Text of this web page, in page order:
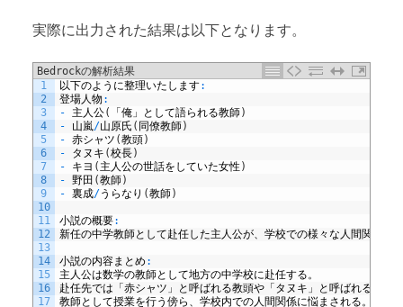
実際に出力された結果は以下となります。
Bedrockの解析結果
1
2
3
4
5
6
7
8
9
10
11
12
13
14
15
16
17
以下のように整理いたします:
登場人物 :
-
主人公( 「俺」として語られる教師)
-
山嵐/山原氏 ( 同僚教師)
- 赤シャツ (教頭)
-
タヌキ (校長)
-
キヨ ( 主人公の世話をしていた女性)
- 野田 (教師)
- 裏成/うらなり (教師)
小説の概要:
新任の中学教師として赴任した主人公が、学校での様々な人間関係や
小説の内容まとめ :
主人公は数学の教師として地方の中学校に赴任する。
赴任先では「赤シャツ」と呼ばれる教頭や「タヌキ」と呼ばれる校長
教師として授業を行う傍ら、学校内での人間関係に悩まされる。特に